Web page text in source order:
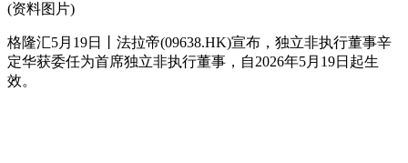
(资料图片)
格隆汇5月19日丨法拉帝(09638.HK)宣布，独立非执行董事辛
定华获委任为首席独立非执行董事，自2026年5月19日起生
效。